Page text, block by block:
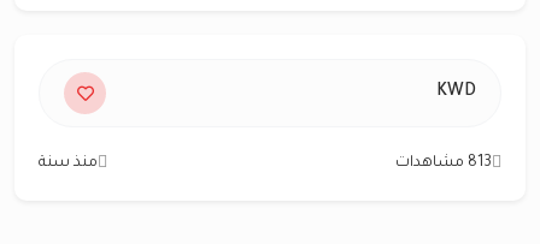
KWD
813 مشاهدات منذ سنة